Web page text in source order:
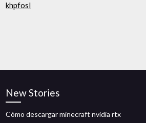
khpfosl
New Stories
Cómo descargar minecraft nvidia rtx